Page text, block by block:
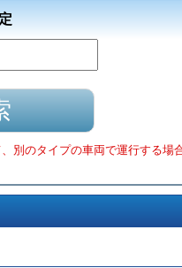
別のタイプの車両で運行する場